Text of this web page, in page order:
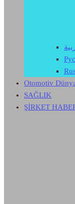
Otomotiv
SAĞLIK
ŞİRKET